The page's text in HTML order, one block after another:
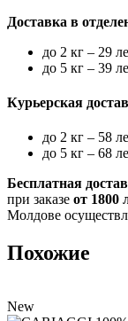
Доставка в
до 2 кг – 29
до 5 кг – 39
Курьерская
до 2 кг – 58
до 5 кг – 68
Бесплатная
при заказе от 1800
Молдове
Похожие
New